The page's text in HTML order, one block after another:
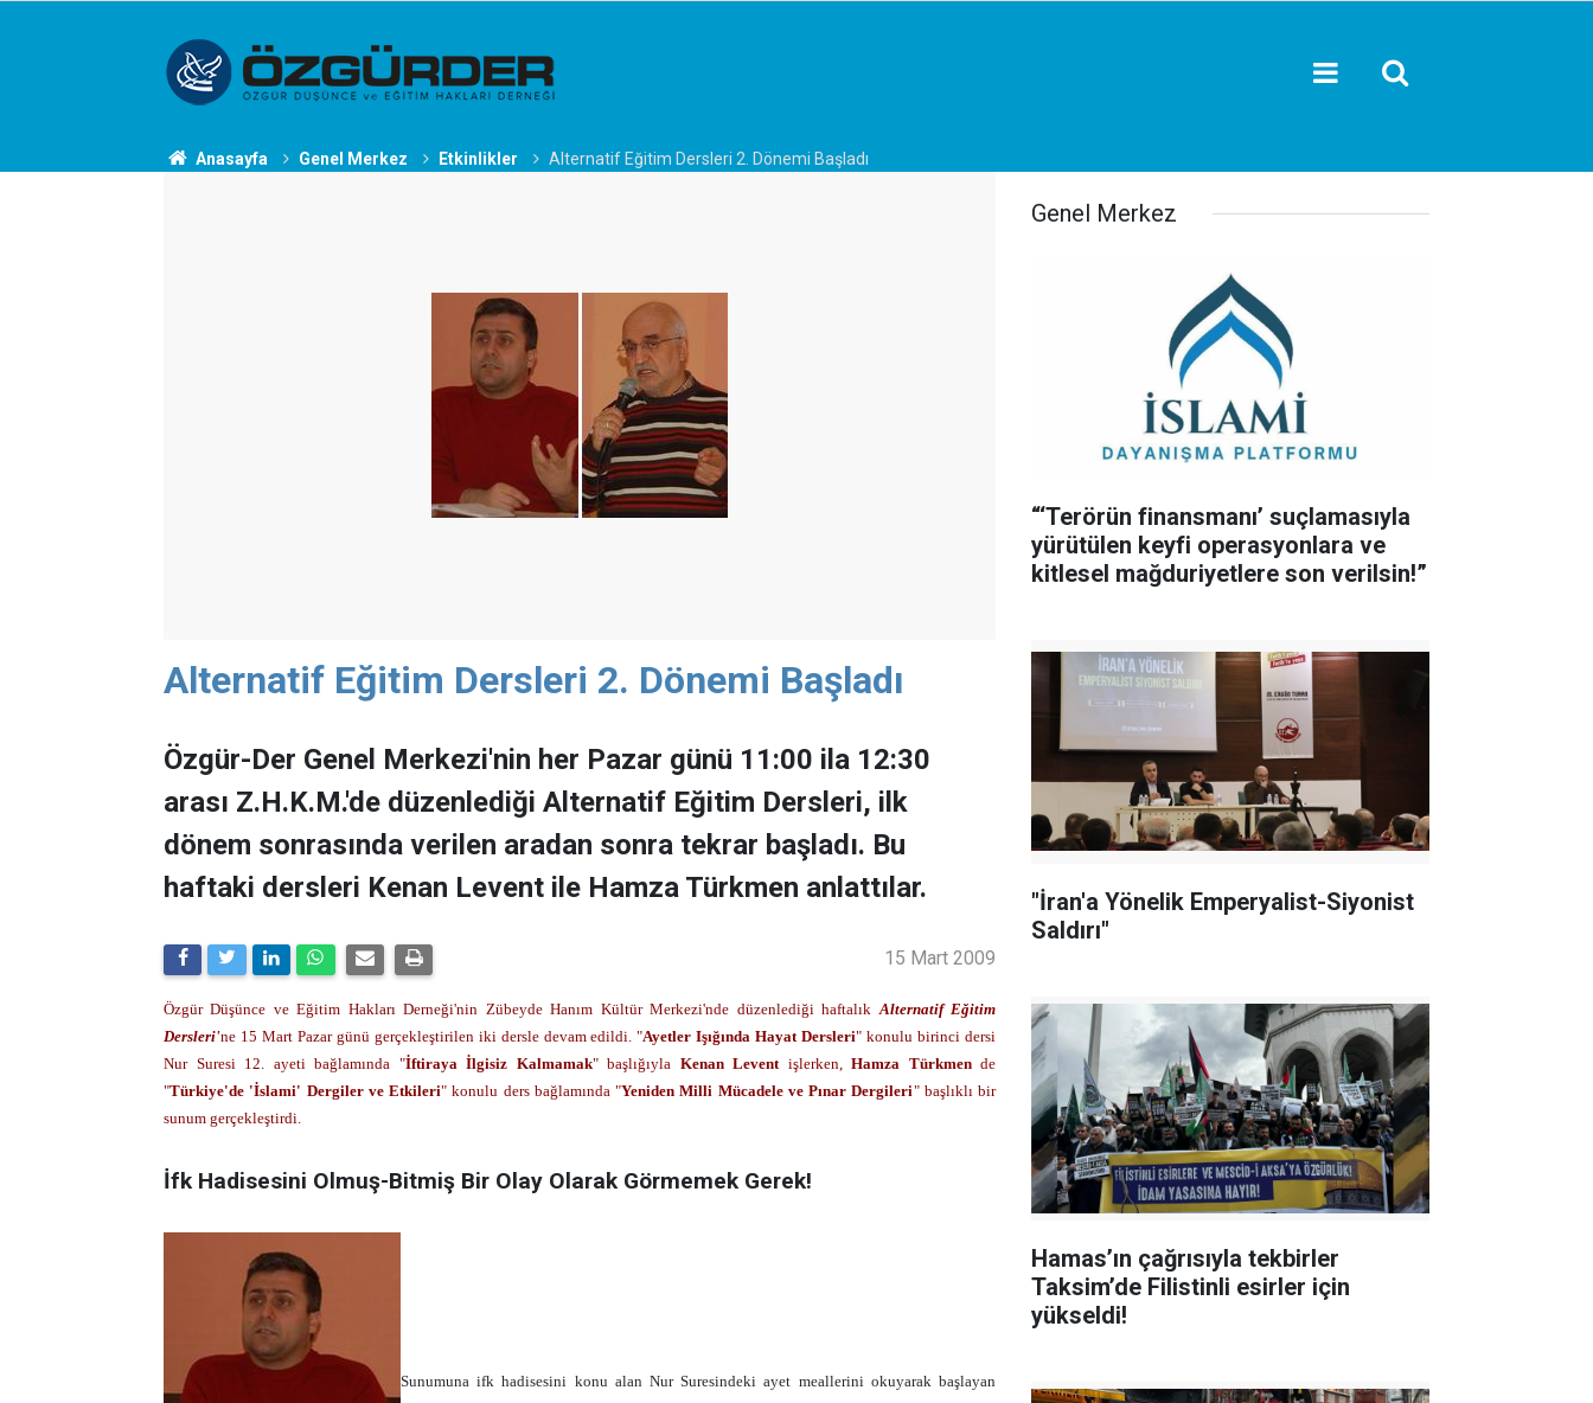
Anasayfa Genel Merkez Etkinlikler Alternatif Eğitim Dersleri 2. Dönemi Başladı
Alternatif Eğitim Dersleri 2. Dönemi Başladı
Özgür-Der Genel Merkezi'nin her Pazar günü 11:00 ila 12:30
arası Z.H.K.M.'de düzenlediği Alternatif Eğitim Dersleri, ilk
dönem sonrasında verilen aradan sonra tekrar başladı. Bu
haftaki dersleri Kenan Levent ile Hamza Türkmen anlattılar.
15 Mart 2009
Özgür Düşünce ve Eğitim Hakları Derneği'nin Zübeyde Hanım Kültür Merkezi'nde düzenlediği haftalık Alternatif Eğitim
Dersleri'ne 15 Mart Pazar günü gerçekleştirilen iki dersle devam edildi. "Ayetler Işığında Hayat Dersleri" konulu birinci dersi
Nur Suresi 12. ayeti bağlamında "İftiraya İlgisiz Kalmamak" başlığıyla Kenan Levent işlerken, Hamza Türkmende
"Türkiye'de 'İslami' Dergiler ve Etkileri" konulu ders bağlamında "Yeniden Milli Mücadele ve Pınar Dergileri" başlıklı bir
sunum gerçekleştirdi.
İfk Hadisesini Olmuş-Bitmiş Bir Olay Olarak Görmemek Gerek!
Sunumuna ifk hadisesini konu alan Nur Suresindeki ayet meallerini okuyarak başlayan
Genel Merkez
“‘Terörün finansmanı’ suçlamasıyla
yürütülen keyfi operasyonlara ve
kitlesel mağduriyetlere son verilsin!”
"İran'a Yönelik Emperyalist-Siyonist
Saldırı"
Hamas’ın çağrısıyla tekbirler
Taksim’de Filistinli esirler için
yükseldi!